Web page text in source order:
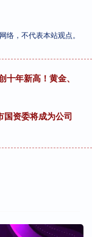
络，不代表本站观点。
年新高！黄金、
国资委将成为公司